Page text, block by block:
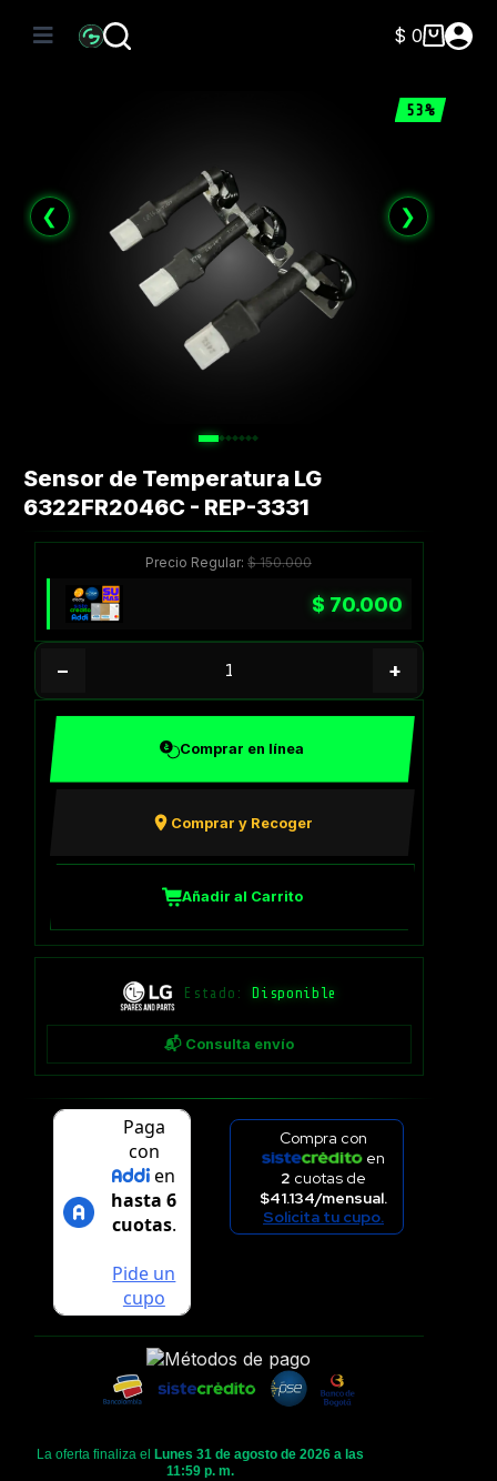
Carro
$ 0
53%
❮ ❯
Sensor de Temperatura LG
6322FR2046C - REP-3331
Precio Regular:$150.000
$ 70.000
− +
Comprar en línea
Comprar y Recoger
Añadir al Carrito
Estado: Disponible
📬 Consulta envío
Compra con
en
2 cuotas de
$41.134/mensual.
Solicita tu cupo.
La oferta finaliza el
Lunes 31 de agosto de 2026 a las
11:59 p. m.